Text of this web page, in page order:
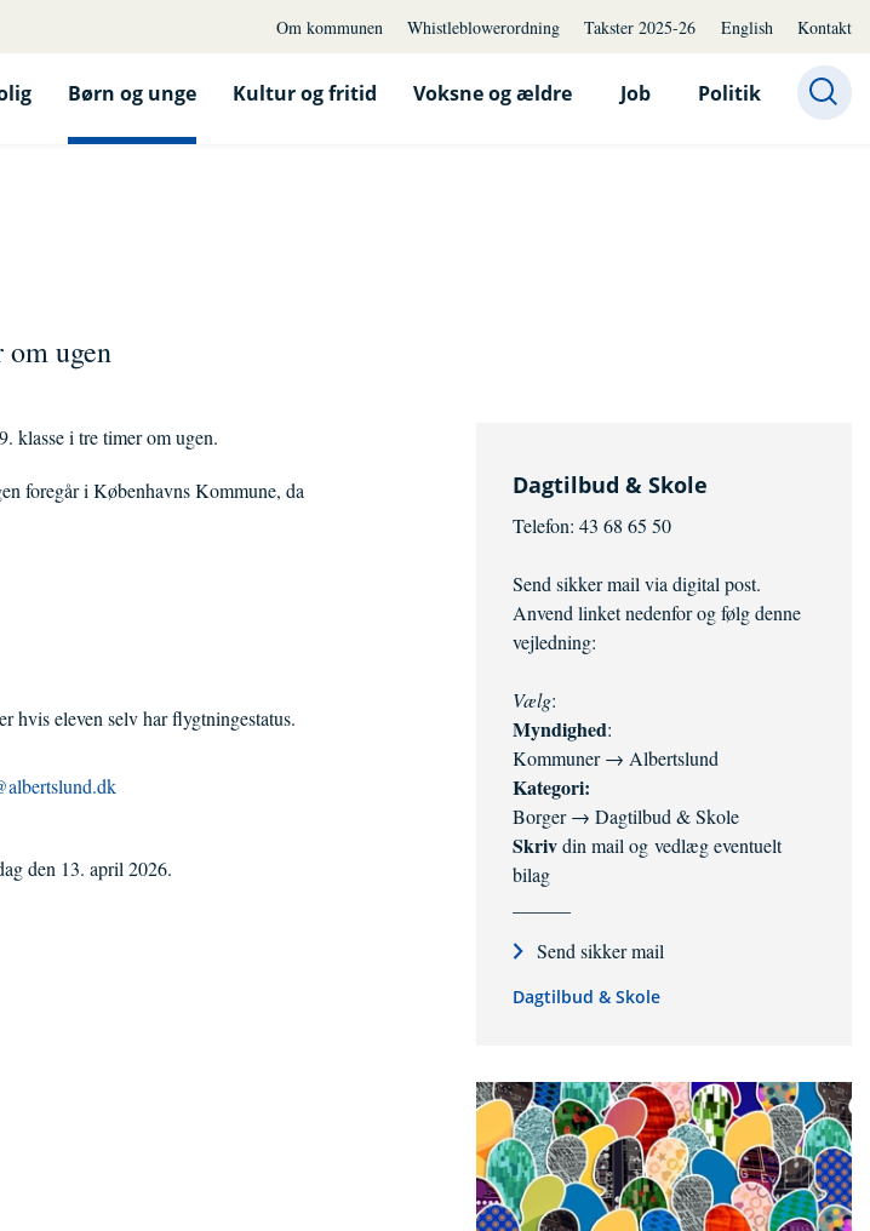
Om kommunen Whistleblowerordning Takster 2025-26 English Kontakt
Børn og unge Kultur og fritid Voksne og ældre Job Politik
ugen
klasse i tre timer om ugen.
foregår i Københavns Kommune, da
hvis eleven selv har flygtningestatus.
den 13. april 2026.
Dagtilbud & Skole
Telefon: 43 68 65 50
Send sikker mail via digital post.
Anvend linket nedenfor og følg denne
vejledning:
Vælg:
Myndighed:
Kommuner → Albertslund
Kategori:
Borger → Dagtilbud & Skole
Skrivdin mail og vedlæg eventuelt
bilag
Send sikker mail
Dagtilbud & Skole